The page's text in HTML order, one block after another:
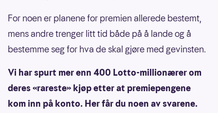
For noen er planene for premien allerede bestemt,
mens andre trenger litt tid både på å lande og å
bestemme seg for hva de skal gjøre med gevinsten.
Vi har spurt mer enn 400 Lotto-millionærer om
deres «rareste» kjøp etter at premiepengene
kom inn på konto. Her får du noen av svarene.